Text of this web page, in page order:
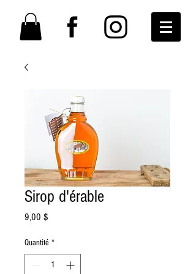
Sirop d'érable
9,00 $
Quantité *